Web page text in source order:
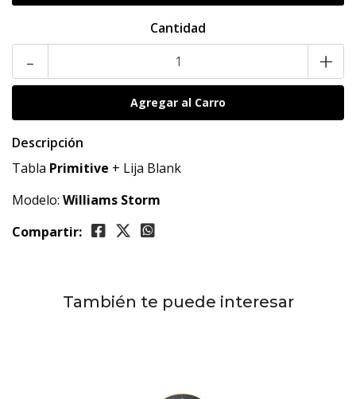
Cantidad
- +
Descripción
Tabla Primitive + Lija Blank
Modelo: Williams Storm
Compartir:
También te puede interesar